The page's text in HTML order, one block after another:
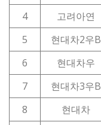
4
고려아연
5
현대차2우B
6
현대차우
7
현대차3우B
8
현대차